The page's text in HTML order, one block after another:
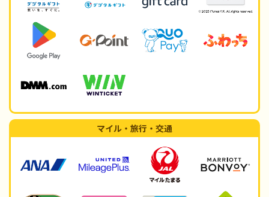
マイル・旅行・交通